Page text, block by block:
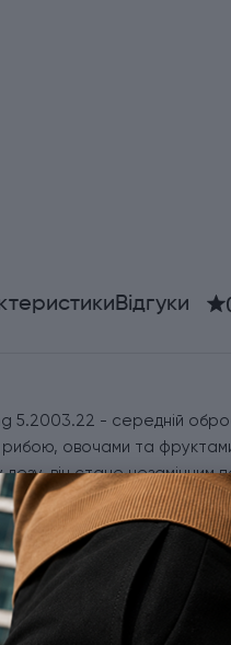
Відгуки
5.2003.22 - середній
овочами та
він стане незамінним
домашньої
створення ефектної
стійкістю до
з фірмовим логотипом,
(TPE)